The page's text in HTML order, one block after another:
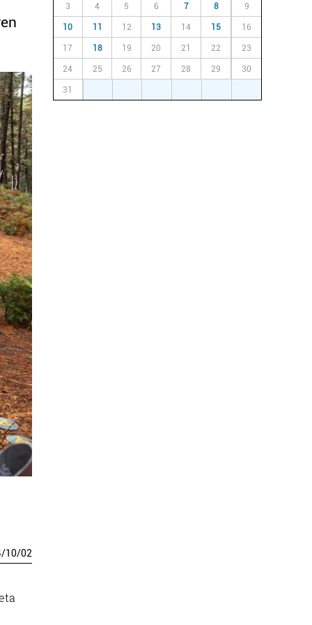
/10/02
3 4 5 6 7 8 9
10 11 12 13 14 15 16
17 18 19 20 21 22 23
24 25 26 27 28 29 30
31